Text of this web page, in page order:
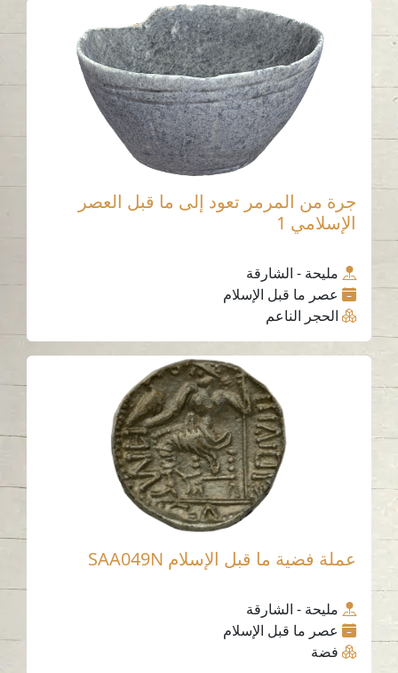
جرة من المرمر تعود إلى ما قبل العصر
الإسلامي 1
مليحة - الشارقة
عصر ما قبل الإسلام
الحجر الناعم
عملة فضية ما قبل الإسلام SAA049N
مليحة - الشارقة
عصر ما قبل الإسلام
فضة